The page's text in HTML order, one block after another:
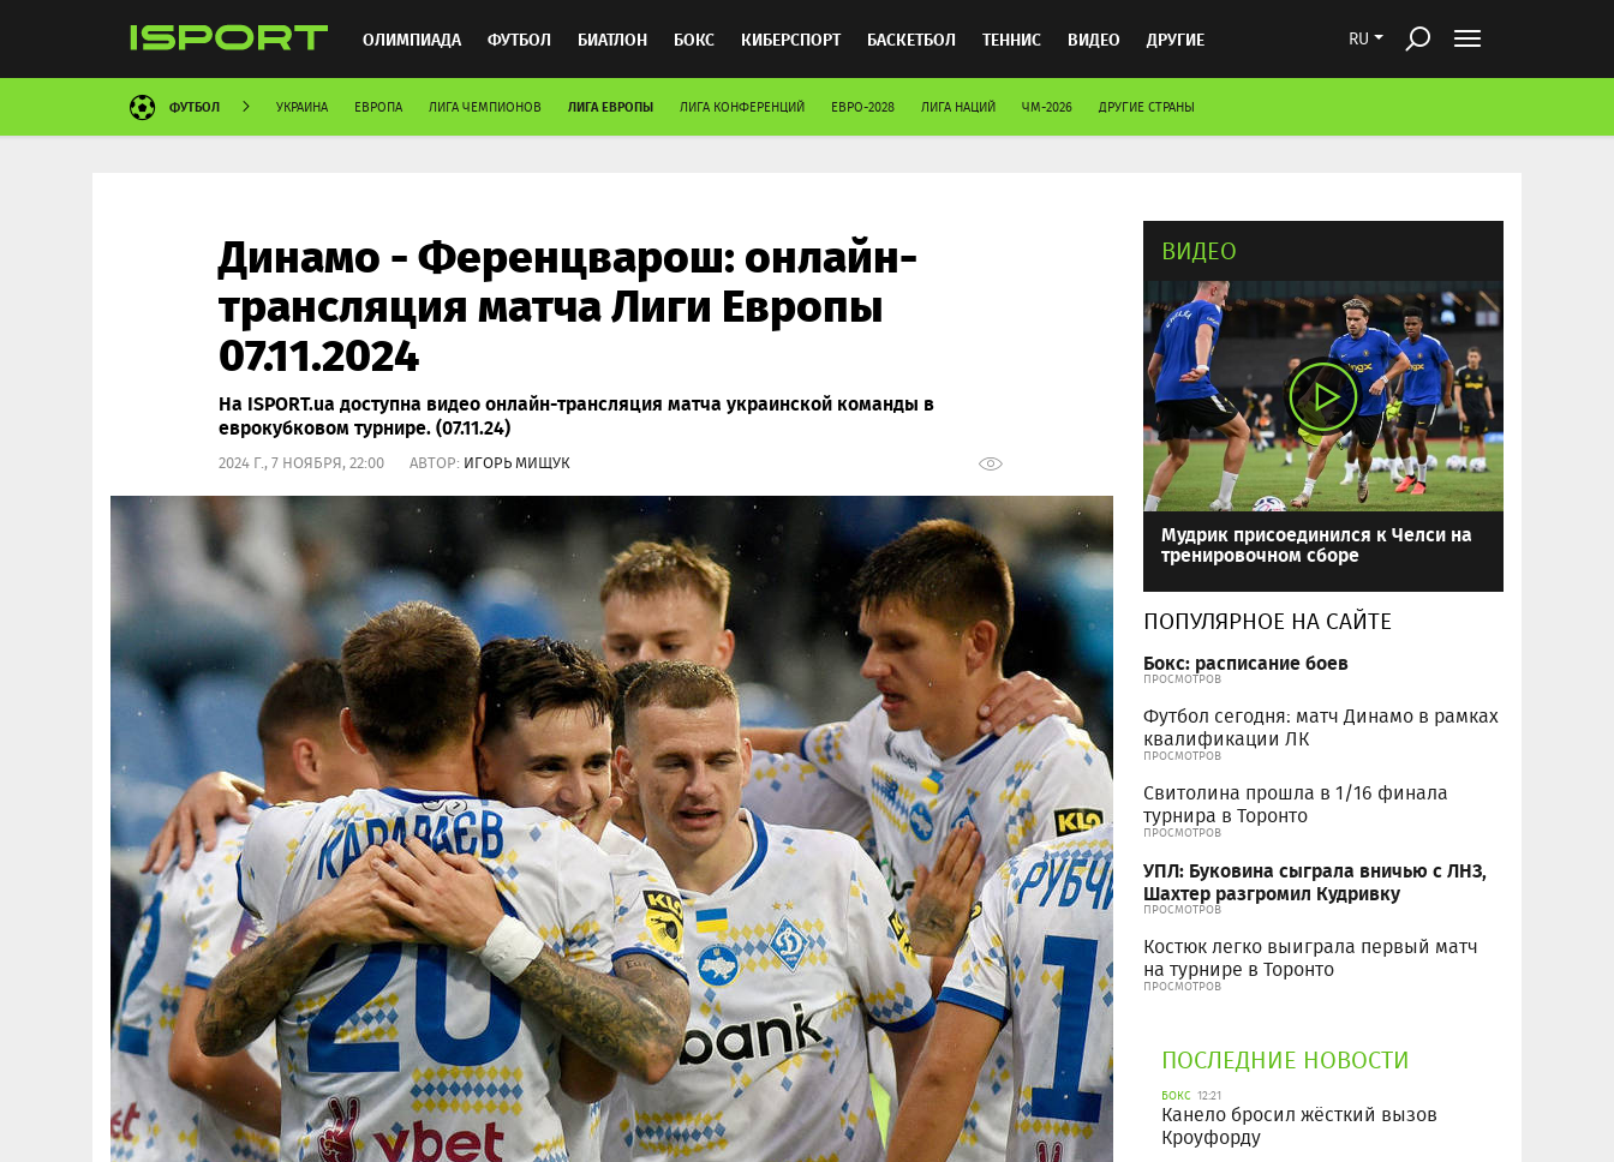
RU
ОЛИМПИАДА ФУТБОЛ БИАТЛОН БОКС КИБЕРСПОРТ БАСКЕТБОЛ ТЕННИС ВИДЕО ДРУГИЕ
ХОККЕЙ ММА АВТОСПОРТ
ФУТБОЛ УКРАИНА ЕВРОПА ЛИГА ЧЕМПИОНОВ ЛИГА ЕВРОПЫ ЛИГА КОНФЕРЕНЦИЙ ЕВРО-2028 ЛИГА НАЦИЙ ЧМ-2026 ДРУГИЕ СТРАНЫ
Динамо - Ференцварош: онлайн-
трансляция матча Лиги Европы
07.11.2024
На ISPORT.ua доступна видео онлайн-трансляция матча украинской команды в
еврокубковом турнире. (07.11.24)
2024 Г., 7 НОЯБРЯ, 22:00 АВТОР: ИГОРЬ МИЩУК
ВИДЕО
Мудрик присоединился к Челси на
тренировочном сборе
ПОПУЛЯРНОЕ НА САЙТЕ
Бокс: расписание боев
ПРОСМОТРОВ
Футбол сегодня: матч Динамо в рамках
квалификации ЛК
ПРОСМОТРОВ
Свитолина прошла в 1/16 финала
турнира в Торонто
ПРОСМОТРОВ
УПЛ: Буковина сыграла вничью с ЛНЗ,
Шахтер разгромил Кудривку
ПРОСМОТРОВ
Костюк легко выиграла первый матч
на турнире в Торонто
ПРОСМОТРОВ
ПОСЛЕДНИЕ НОВОСТИ
БОКС 12:21
Канело бросил жёсткий вызов
Кроуфорду